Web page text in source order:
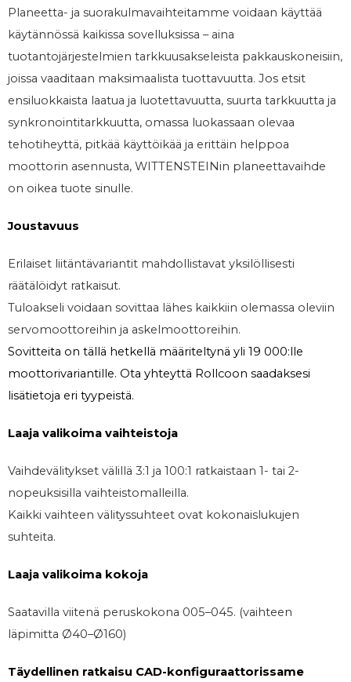
Planeetta- ja suorakulmavaihteitamme voidaan käyttää
käytännössä kaikissa sovelluksissa – aina
tuotantojärjestelmien tarkkuusakseleista pakkauskoneisiin,
joissa vaaditaan maksimaalista tuottavuutta. Jos etsit
ensiluokkaista laatua ja luotettavuutta, suurta tarkkuutta ja
synkronointitarkkuutta, omassa luokassaan olevaa
tehotiheyttä, pitkää käyttöikää ja erittäin helppoa
moottorin asennusta, WITTENSTEINin planeettavaihde
on oikea tuote sinulle.
Joustavuus
Erilaiset liitäntävariantit mahdollistavat yksilöllisesti
räätälöidyt ratkaisut.
Tuloakseli voidaan sovittaa lähes kaikkiin olemassa oleviin
servomoottoreihin ja askelmoottoreihin.
Sovitteita on tällä hetkellä määriteltynä yli 19 000:lle
moottorivariantille. Ota yhteyttä Rollcoon saadaksesi
lisätietoja eri tyypeistä.
Laaja valikoima vaihteistoja
Vaihdevälitykset välillä 3:1 ja 100:1 ratkaistaan 1- tai 2-
nopeuksisilla vaihteistomalleilla.
Kaikki vaihteen välityssuhteet ovat kokonaislukujen
suhteita.
Laaja valikoima kokoja
Saatavilla viitenä peruskokona 005–045. (vaihteen
läpimitta Ø40–Ø160)
Täydellinen ratkaisu CAD-konfiguraattorissame